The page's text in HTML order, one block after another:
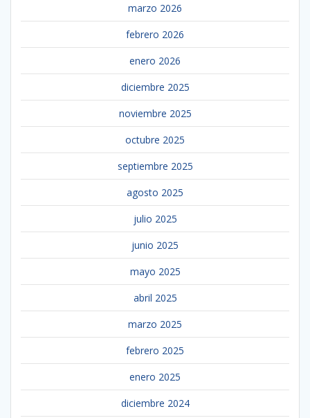
marzo 2026
febrero 2026
enero 2026
diciembre 2025
noviembre 2025
octubre 2025
septiembre 2025
agosto 2025
julio 2025
junio 2025
mayo 2025
abril 2025
marzo 2025
febrero 2025
enero 2025
diciembre 2024